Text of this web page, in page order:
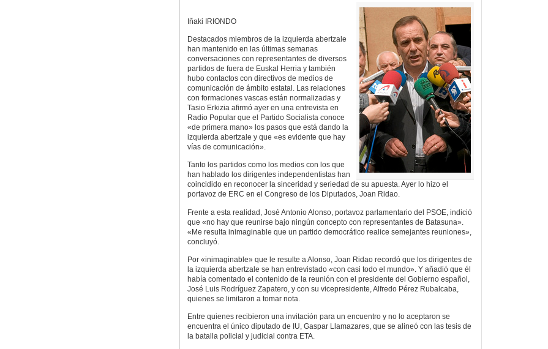
Iñaki IRIONDO
Destacados miembros de la izquierda abertzale
han mantenido en las últimas semanas
conversaciones con representantes de diversos
partidos de fuera de Euskal Herria y también
hubo contactos con directivos de medios de
comunicación de ámbito estatal. Las relaciones
con formaciones vascas están normalizadas y
Tasio Erkizia afirmó ayer en una entrevista en
Radio Popular que el Partido Socialista conoce
«de primera mano» los pasos que está dando la
izquierda abertzale y que «es evidente que hay
vías de comunicación».
Tanto los partidos como los medios con los que
han hablado los dirigentes independentistas han
coincidido en reconocer la sinceridad y seriedad de su apuesta. Ayer lo hizo el
portavoz de ERC en el Congreso de los Diputados, Joan Ridao.
Frente a esta realidad, José Antonio Alonso, portavoz parlamentario del PSOE, indició
que «no hay que reunirse bajo ningún concepto con representantes de Batasuna».
«Me resulta inimaginable que un partido democrático realice semejantes reuniones»,
concluyó.
Por «inimaginable» que le resulte a Alonso, Joan Ridao recordó que los dirigentes de
la izquierda abertzale se han entrevistado «con casi todo el mundo». Y añadió que él
había comentado el contenido de la reunión con el presidente del Gobierno español,
José Luis Rodríguez Zapatero, y con su vicepresidente, Alfredo Pérez Rubalcaba,
quienes se limitaron a tomar nota.
Entre quienes recibieron una invitación para un encuentro y no lo aceptaron se
encuentra el único diputado de IU, Gaspar Llamazares, que se alineó con las tesis de
la batalla policial y judicial contra ETA.